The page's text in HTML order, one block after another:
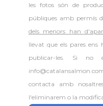
les fotos són de
públiques amb permís
dels menors han
llevat que els pares
publicar-les. Si no
contacta amb
l'eliminarem o la